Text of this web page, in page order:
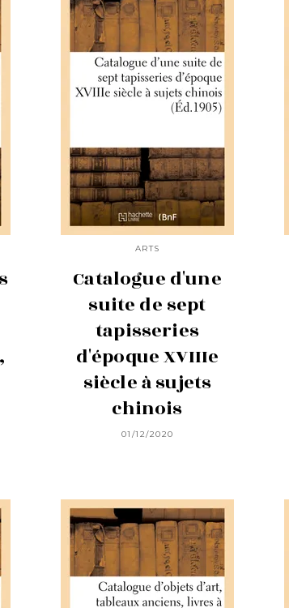
ARTS
Catalogue d'une
suite de sept
tapisseries
d'époque XVIIIe
siècle à sujets
chinois
01/12/2020